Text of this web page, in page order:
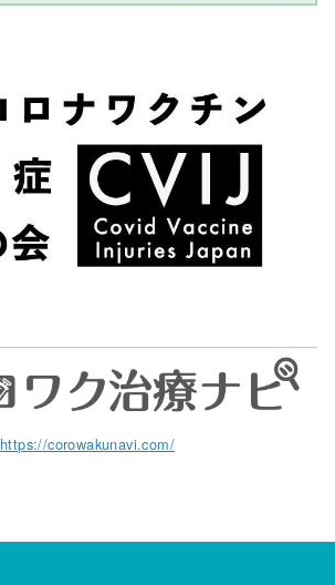
https://corowakunavi.com/